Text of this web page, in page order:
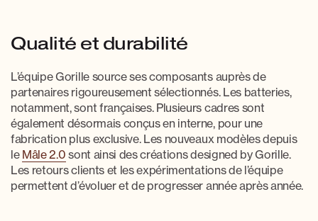
Qualité et durabilité
L’équipe Gorille source ses composants auprès de
partenaires rigoureusement sélectionnés. Les batteries,
notamment, sont françaises. Plusieurs cadres sont
également désormais conçus en interne, pour une
fabrication plus exclusive. Les nouveaux modèles depuis
le Mâle 2.0 sont ainsi des créations designed by Gorille.
Les retours clients et les expérimentations de l’équipe
permettent d’évoluer et de progresser année après année.